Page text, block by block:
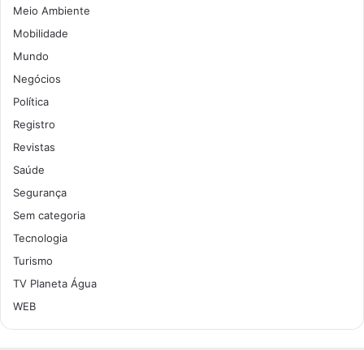
Meio Ambiente
Mobilidade
Mundo
Negócios
Política
Registro
Revistas
Saúde
Segurança
Sem categoria
Tecnologia
Turismo
TV Planeta Água
WEB